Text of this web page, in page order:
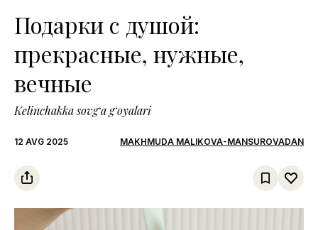
Подарки с душой:
прекрасные, нужные,
вечные
Kelinchakka sovg‘a g‘oyalari
12 AVG 2025 MAKHMUDA MALIKOVA-MANSUROVADAN